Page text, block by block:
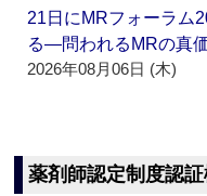
21日にMRフォーラム
る―問われるMRの真
2026年08月06日 (木)
薬剤師認定制度認